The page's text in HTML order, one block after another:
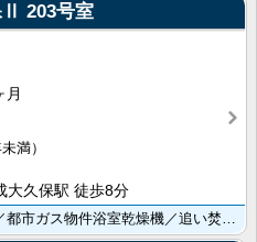
Ⅱ 203号室
月
満）
大久保駅 徒歩8分
新築（2026／2）／オートロック／都市ガス物件浴室乾燥機／追い焚き機能／温水洗浄便座／防犯カメラ／･･･